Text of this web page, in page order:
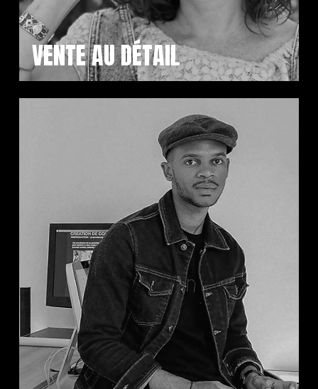
VENTE AU DÉTAIL